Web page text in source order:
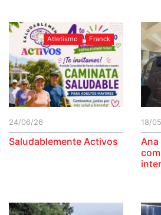
Atletismo Franck
24/06/26
Saludablemente Activos
18/